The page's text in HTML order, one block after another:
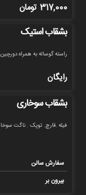
317,000 تومان
بشقاب استیک
راسته گوساله به همراه
رایگان
بشقاب سوخاری
فیله .قارچ. توپک . ناگت
سفارش سالن
بیرون بر